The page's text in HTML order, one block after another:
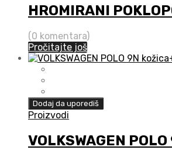
HROMIRANI
(0 komentara)
Pročitajte još
Dodaj da uporediš
Proizvodi
VOLKSWAGEN